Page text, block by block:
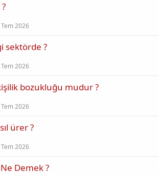
2026
sektörde ?
2026
bozukluğu mudur ?
2026
ürer ?
2026
Demek ?